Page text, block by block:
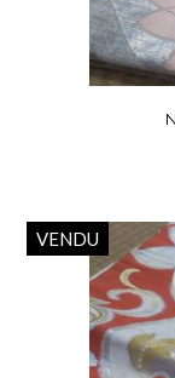
VENDU